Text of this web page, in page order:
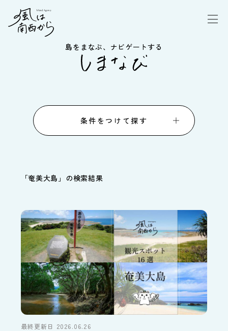
島をまなぶ、ナビゲートする
条件をつけて探す
「奄美大島 」の検索結果
最終更新日 2026.06.26